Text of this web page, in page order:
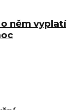
něm vyplatí